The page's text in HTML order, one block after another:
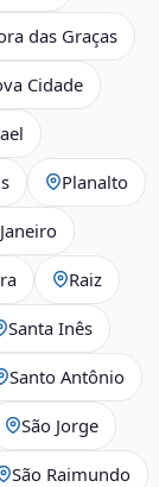
das Graças
Cidade
Planalto
Raiz
Santa Inês
Santo Antônio
São Jorge
São Raimundo